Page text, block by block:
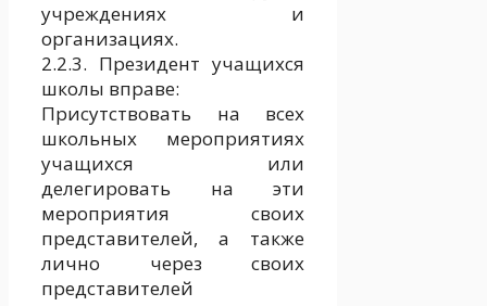
учреждениях и
организациях.
2.2.3. Президент учащихся
школы вправе:
Присутствовать на всех
школьных мероприятиях
учащихся или
делегировать на эти
мероприятия своих
представителей, а также
лично через своих
представителей